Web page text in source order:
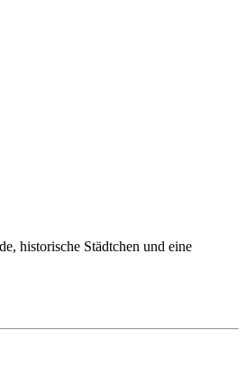
historische Städtchen und eine